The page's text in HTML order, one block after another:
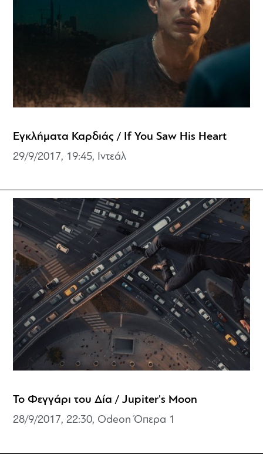
Εγκλήματα Καρδιάς / If You Saw His Heart
29/9/2017, 19:45, Ιντεάλ
Το Φεγγάρι του Δία / Jupiter's Moon
28/9/2017, 22:30, Odeon Όπερα 1